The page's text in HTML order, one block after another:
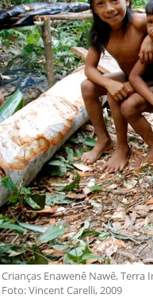
Crianças Enawenê Nawê, Terra
Foto: Vincent Carelli, 2009